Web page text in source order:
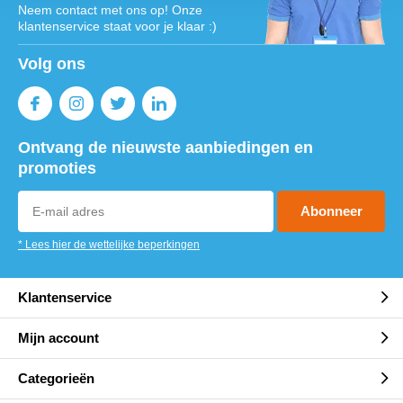
Neem contact met ons op! Onze
klantenservice staat voor je klaar :)
Volg ons
Ontvang de nieuwste aanbiedingen en
promoties
Abonneer
* Lees hier de wettelijke beperkingen
Klantenservice
Mijn account
Categorieën